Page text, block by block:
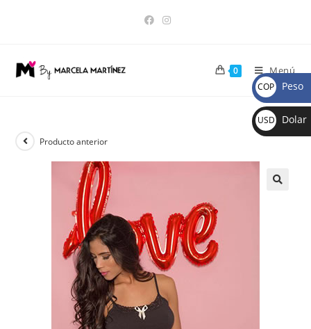
0 Menú
Producto anterior
COP
$
Peso
USD
$
Dolar